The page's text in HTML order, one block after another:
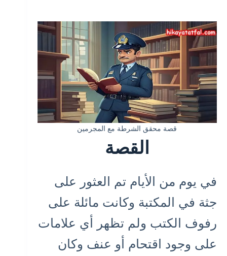
قصة محقق الشرطة مع المجرمين
القصة
في يوم من الأيام تم العثور على
جثة في المكتبة وكانت مائلة على
رفوف الكتب ولم تظهر أي علامات
على وجود اقتحام أو عنف وكان